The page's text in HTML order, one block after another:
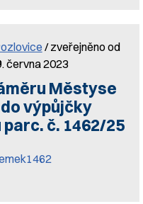
/ zveřejněno od
června 2023
Městyse
výpůjčky
č. 1462/25